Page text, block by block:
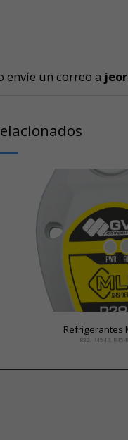
envíe un correo a
R32, R454B,